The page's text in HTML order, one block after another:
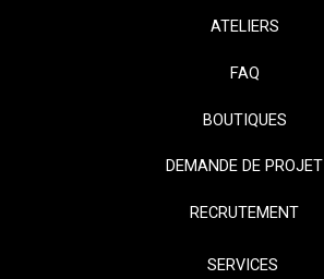
ATELIERS
FAQ
BOUTIQUES
DEMANDE DE PROJET
RECRUTEMENT
SERVICES